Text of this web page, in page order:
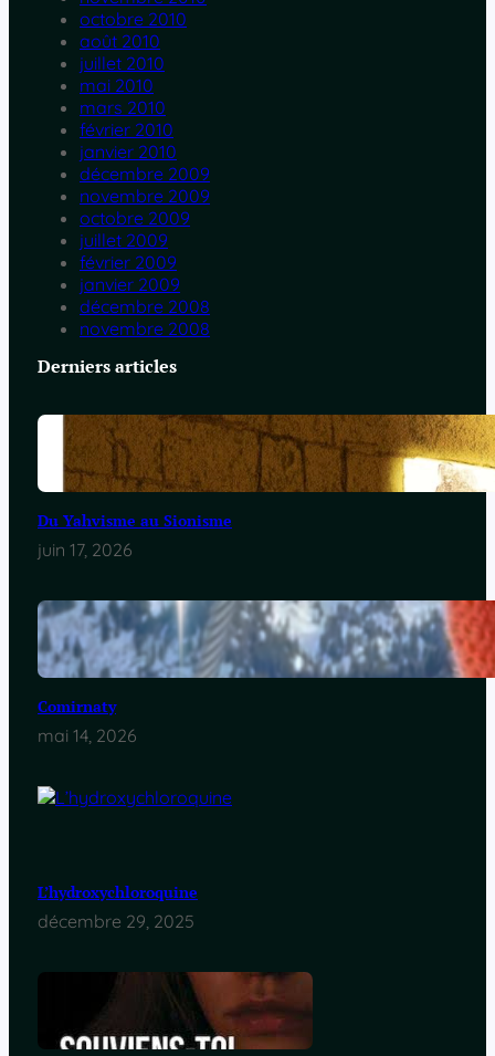
octobre 2010
août 2010
juillet 2010
mai 2010
mars 2010
février 2010
janvier 2010
décembre 2009
novembre 2009
octobre 2009
juillet 2009
février 2009
janvier 2009
décembre 2008
novembre 2008
Derniers articles
Du Yahvisme au Sionisme
juin 17, 2026
Comirnaty
mai 14, 2026
L’hydroxychloroquine
décembre 29, 2025